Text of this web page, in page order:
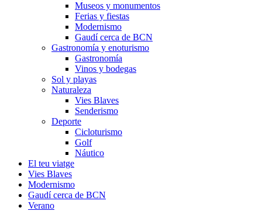
Museos y monumentos
Ferias y fiestas
Modernismo
Gaudí cerca de BCN
Gastronomía y enoturismo
Gastronomía
Vinos y bodegas
Sol y playas
Naturaleza
Vies Blaves
Senderismo
Deporte
Cicloturismo
Golf
Náutico
El teu viatge
Vies Blaves
Modernismo
Gaudí cerca de BCN
Verano